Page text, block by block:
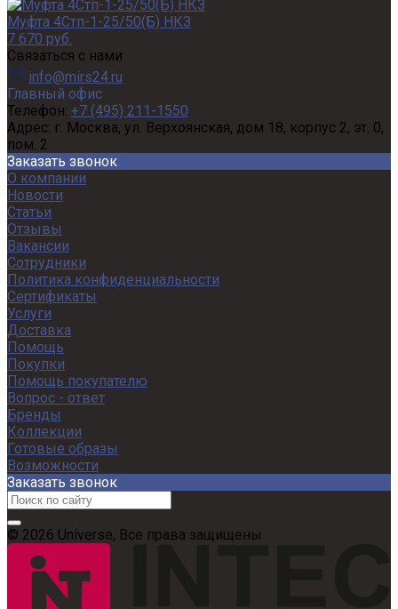
Муфта 4Стп-1-25/50(Б) НКЗ
7 670 руб.
Связаться с нами
info@mirs24.ru
Главный офис
Телефон: +7 (495) 211-1550
Адрес: г. Москва, ул. Верхоянская, дом 18, корпус 2, эт. 0,
пом. 2
Заказать звонок
О компании
Новости
Статьи
Отзывы
Вакансии
Сотрудники
Политика конфиденциальности
Сертификаты
Услуги
Доставка
Помощь
Покупки
Помощь покупателю
Вопрос - ответ
Бренды
Коллекции
Готовые образы
Возможности
Заказать звонок
© 2026 Universe, Все права защищены